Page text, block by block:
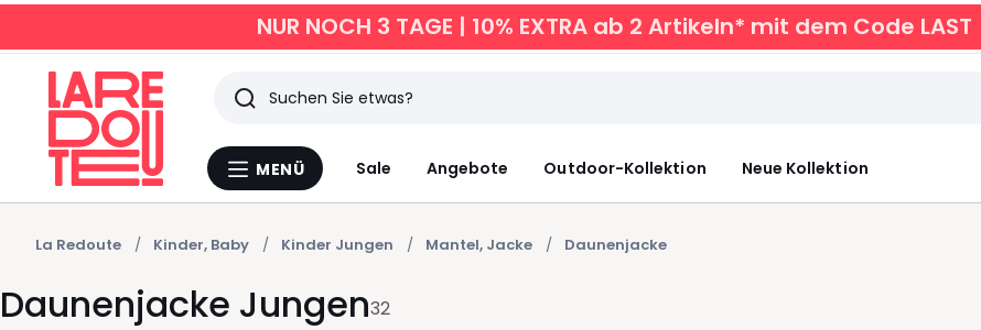
NUR NOCH 3 TAGE | 10% EXTRA ab 2 Artikeln* mit dem Code LAST
Menü
MENÜ Sale Angebote Outdoor-Kollektion Neue Kollektion
Suchen
Zuletzt
angesehen
Artikel
La Redoute Kinder, Baby Kinder Jungen Mantel, Jacke Daunenjacke
Daunenjacke Jungen32